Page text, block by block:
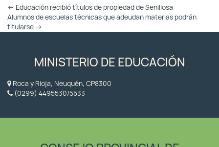
Otras
Entradas
← Educación recibió títulos de propiedad de Senillosa
Alumnos de escuelas técnicas que adeudan materias podrán
titularse →
MINISTERIO DE EDUCACIÓN
Roca y Rioja, Neuquén, CP8300
(0299) 4495530/5533